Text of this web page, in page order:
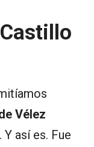
Castillo
Vélez
así es. Fue